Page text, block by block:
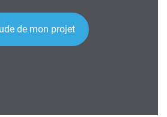
de mon projet